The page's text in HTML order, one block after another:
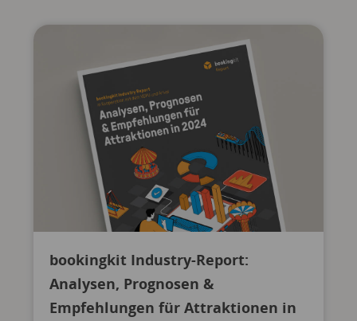
bookingkit Industry-Report:
Analysen, Prognosen &
Empfehlungen für Attraktionen in